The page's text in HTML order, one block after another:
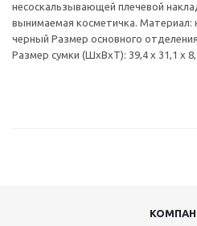
несоскальзывающей плечевой
вынимаемая косметичка. Материал:
черный Размер основного
Размер сумки (ШхВхТ): 39,4 x 31,1 x